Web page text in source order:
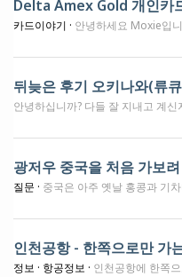
카드이야기 · 안녕하세요 Moxie입니다. 이번주에 델타 아멕스 골드카드(개인/비지니스)에 새로운 혜택이 추가되었습니다. 변화 내용을 정리하자면 이렇습니다. 카드를 만들고서 12개월이 지난후에 이 혜택은 아멕스 카드 Benefit 섹션에서 등록후에 사용 가능합니다. 매달 $10씩 Statement Credit을 받는
뒤늦은 후기 오키나와(류
광저우 중국을 처음 가보
질문 · 중국은 아주 옛날 홍콩과 기차타고 쉔젠을 가본적 있는데 그때는 현지인 친구가 가이드를 해줘서 꿀처럼 따라 다녔던 기억이 있는데요. 이번에는 내발로 혼자 가보려고 해요. 마침 내년 봄에 가보고 싶은 박람회가 열리는 곳이 광저우라 가볍게 혼자 가는 거 지구 한번 더 돌아 보자 싶어 찾아보니. LAX- DXB - CAN 이렇게 에미렛트 항공으로 비지니스 116,000 포인트에 $1,254 유할. 전 여정
인천공항 - 한쪽으로만 가
정보 · 항공정보 · 인천공항에 한쪽으로만 가는 공항 기차가 있는줄 몰랐습니다. 공항을 누가 이렇게 만든거냐구요. ㅎ 몇시간전에 와이프가 인천공항에서 AA280편으로 ICN-DFW 비행에 탑승을 했는데, 이때 있었던 해프닝이였습니다. (이번엔 와야하는데 적당한 표가 없어서, AA 15만마일로 ICN-DFW-ATL 비지니스석을 해 줬습니다. 저렴하면 6만에 되는걸... 15만에 ㅋ) AA는 제 1 터미널을 이용하기에, 거기서 체크인을 하고 게이트 28번 주변에 있는 OneWorld Lounge를 이용합니다. 이 라운지는 올 2월초에 제가 다녀오면서 라운지 리뷰를 남겼고요. 얼마전 와이프가 하와이안 비행기로 시애틀로 나오면서 이용했던 라운지입니다. 오늘 공항 체크인에서 항공사 직원이 라운지의 위치를 28g 라고 적어줬다고 하는데요